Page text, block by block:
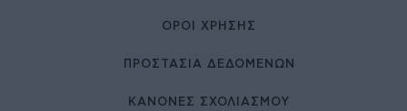
ΌΡΟΙ ΧΡΉΣΗΣ
ΠΡΟΣΤΑΣΙΑ ΔΕΔΟΜΕΝΩΝ
ΚΑΝΟΝΕΣ ΣΧΟΛΙΑΣΜΟΥ